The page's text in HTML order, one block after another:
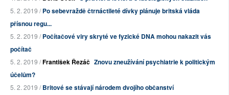
5. 2. 2019 /Po sebevraždě čtrnáctileté dívky plánuje britská vláda
přísnou regu...
5. 2. 2019 /Počítačové viry skryté ve fyzické DNA mohou nakazit vás
počítač
5. 2. 2019 /František Řezáč Znovu zneužívání psychiatrie k politickým
účelům?
5. 2. 2019 /Britové se stávají národem dvojího občanství